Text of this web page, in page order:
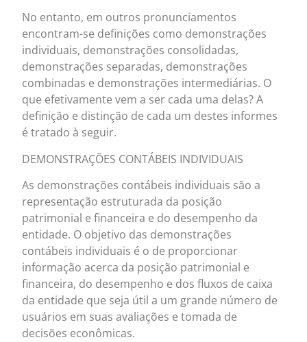
No entanto, em outros pronunciamentos
encontram-se definições como demonstrações
individuais, demonstrações consolidadas,
demonstrações separadas, demonstrações
combinadas e demonstrações intermediárias. O
que efetivamente vem a ser cada uma delas? A
definição e distinção de cada um destes informes
é tratado à seguir.
DEMONSTRAÇÕES CONTÁBEIS INDIVIDUAIS
As demonstrações contábeis individuais são a
representação estruturada da posição
patrimonial e financeira e do desempenho da
entidade. O objetivo das demonstrações
contábeis individuais é o de proporcionar
informação acerca da posição patrimonial e
financeira, do desempenho e dos fluxos de caixa
da entidade que seja útil a um grande número de
usuários em suas avaliações e tomada de
decisões econômicas.